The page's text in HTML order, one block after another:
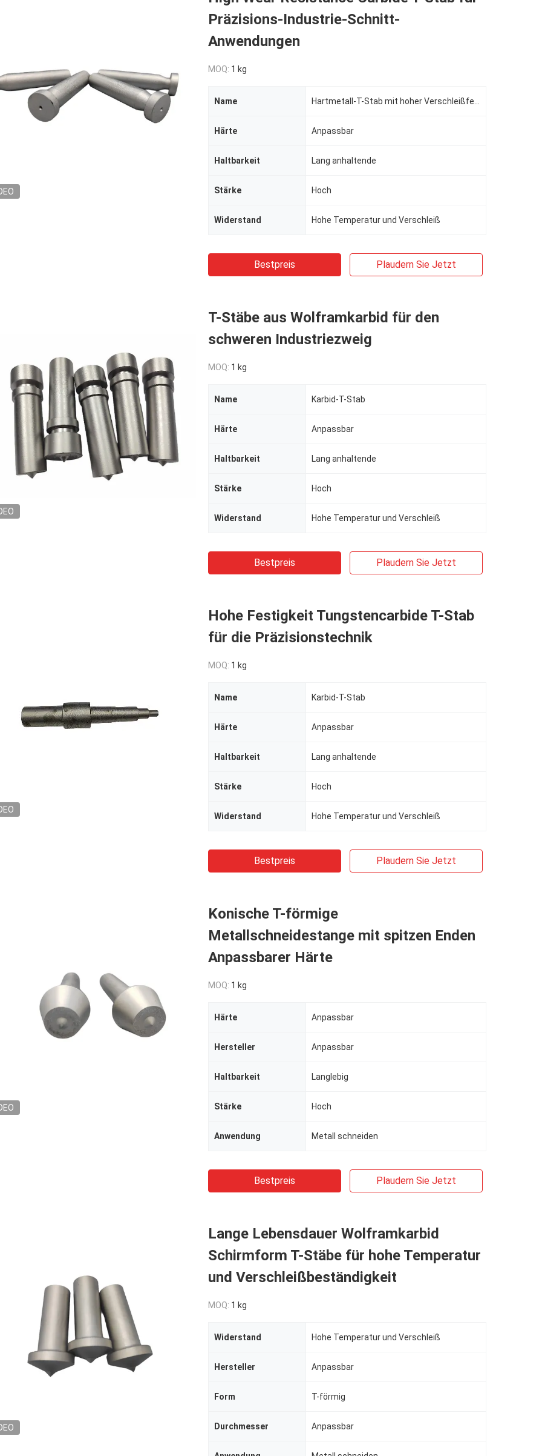
Präzisions-Industrie-Schnitt-
Anwendungen
MOQ: 1 kg
Name
Härte Anpassbar
Haltbarkeit Lang anhaltende
Stärke Hoch
Widerstand Hohe Temperatur und Verschleiß
Bestpreis Plaudern Sie Jetzt
T-Stäbe aus Wolframkarbid für den
schweren Industriezweig
MOQ: 1 kg
Name Karbid-T-Stab
Härte Anpassbar
Haltbarkeit Lang anhaltende
Stärke Hoch
Widerstand Hohe Temperatur und Verschleiß
Bestpreis Plaudern Sie Jetzt
Hohe Festigkeit Tungstencarbide T-Stab
für die Präzisionstechnik
MOQ: 1 kg
Name Karbid-T-Stab
Härte Anpassbar
Haltbarkeit Lang anhaltende
Stärke Hoch
Widerstand Hohe Temperatur und Verschleiß
Bestpreis Plaudern Sie Jetzt
Konische T-förmige
Metallschneidestange mit spitzen Enden
Anpassbarer Härte
MOQ: 1 kg
Härte Anpassbar
Hersteller Anpassbar
Haltbarkeit Langlebig
Stärke Hoch
Anwendung Metall schneiden
Bestpreis Plaudern Sie Jetzt
Lange Lebensdauer Wolframkarbid
Schirmform T-Stäbe für hohe Temperatur
und Verschleißbeständigkeit
MOQ: 1 kg
Widerstand Hohe Temperatur und Verschleiß
Hersteller Anpassbar
Form T-förmig
Durchmesser Anpassbar